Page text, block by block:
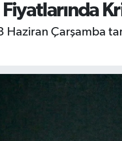
Fiyatlarında
Haziran Çarşamba